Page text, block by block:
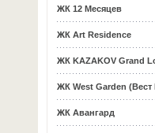
ЖК 12 Месяцев
ЖК Art Residence
ЖК KAZAKOV Grand
ЖК West Garden (Вест
ЖК Авангард